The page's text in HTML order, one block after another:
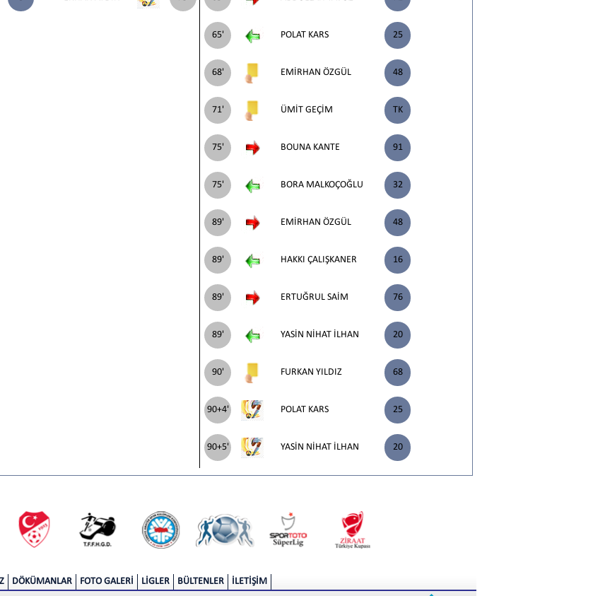
65' POLAT KARS 25
68' EMİRHAN ÖZGÜL 48
71' ÜMİT GEÇİM TK
75' BOUNA KANTE 91
75' BORA MALKOÇOĞLU 32
89' EMİRHAN ÖZGÜL 48
89' HAKKI ÇALIŞKANER 16
89' ERTUĞRUL SAİM 76
89' YASİN NİHAT İLHAN 20
90' FURKAN YILDIZ 68
90+4' POLAT KARS 25
90+5' YASİN NİHAT İLHAN 20
DÖKÜMANLAR FOTO GALERİ LİGLER BÜLTENLER İLETİŞİM